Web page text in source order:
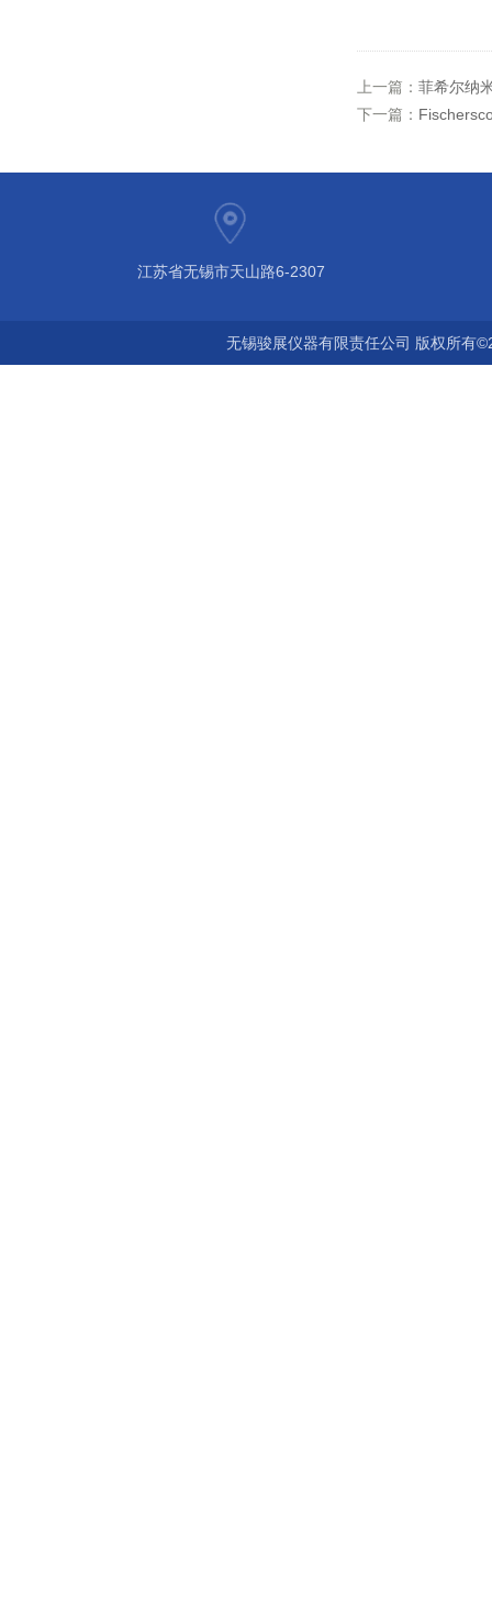
上一篇： 菲希尔纳
下一篇：
江苏省无锡市天山路6-2307
无锡骏展仪器有限责任公司 版权所有